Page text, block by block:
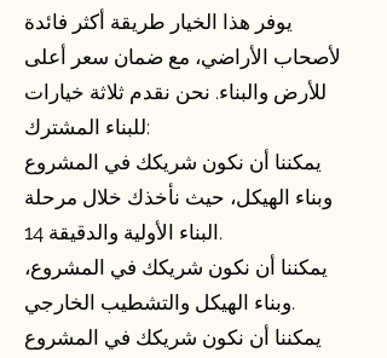
يوفر هذا الخيار طريقة أكثر فائدة
لأصحاب الأراضي، مع ضمان سعر أعلى
للأرض والبناء. نحن نقدم ثلاثة خيارات
للبناء المشترك:
يمكننا أن نكون شريكك في المشروع
وبناء الهيكل، حيث نأخذك خلال مرحلة
البناء الأولية والدقيقة 14.
يمكننا أن نكون شريكك في المشروع،
وبناء الهيكل والتشطيب الخارجي.
يمكننا أن نكون شريكك في المشروع